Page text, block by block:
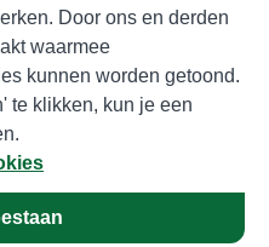
Door ons en derden
waarmee
kunnen worden getoond.
te klikken, kun je een
en outlooks